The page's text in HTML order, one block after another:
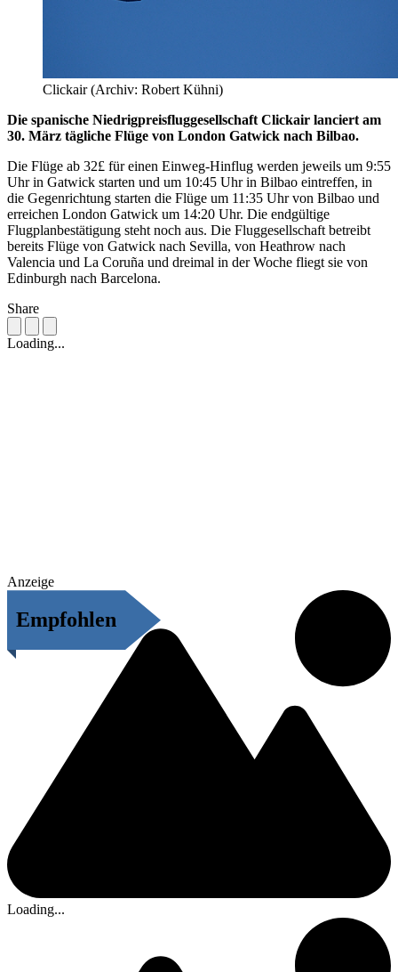
Clickair (Archiv: Robert Kühni)
Die spanische Niedrigpreisfluggesellschaft Clickair lanciert am
30. März tägliche Flüge von London Gatwick nach Bilbao.
Die Flüge ab 32£ für einen Einweg-Hinflug werden jeweils um 9:55
Uhr in Gatwick starten und um 10:45 Uhr in Bilbao eintreffen, in
die Gegenrichtung starten die Flüge um 11:35 Uhr von Bilbao und
erreichen London Gatwick um 14:20 Uhr. Die endgültige
Flugplanbestätigung steht noch aus. Die Fluggesellschaft betreibt
bereits Flüge von Gatwick nach Sevilla, von Heathrow nach
Valencia und La Coruña und dreimal in der Woche fliegt sie von
Edinburgh nach Barcelona.
Share
Loading...
Anzeige
Empfohlen
Loading...